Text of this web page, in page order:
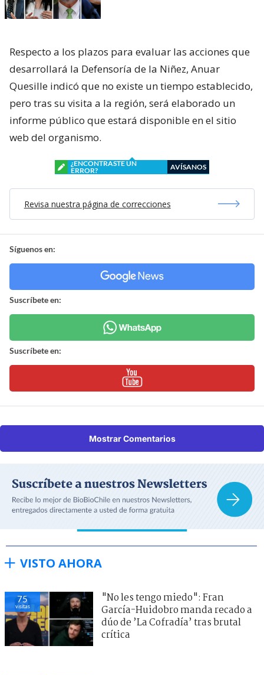
Respecto a los plazos para evaluar las acciones que
desarrollará la Defensoría de la Niñez, Anuar
Quesille indicó que no existe un tiempo establecido,
pero tras su visita a la región, será elaborado un
informe público que estará disponible en el sitio
web del organismo.
¿ENCONTRASTE UN
ERROR?
AVÍSANOS
Revisa nuestra página de correcciones
Síguenos en:
Suscríbete en:
Suscríbete en:
Mostrar Comentarios
VISTO AHORA
75
visitas
"No les tengo miedo": Fran
García-Huidobro manda recado a
dúo de ’La Cofradía’ tras brutal
crítica